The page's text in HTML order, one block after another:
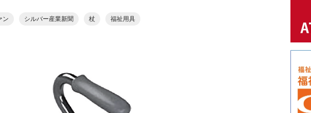
ン シルバー産業新聞 杖 福祉用具